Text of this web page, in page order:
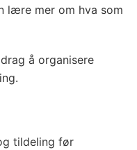
lære mer om hva som
å organisere
tildeling før